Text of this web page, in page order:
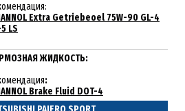
Extra Getriebeoel 75W-90 GL-4
LS
ЖИДКОСТЬ:
:
Brake Fluid DOT-4